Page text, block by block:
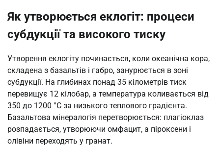
Як утворюється еклогіт: процеси
субдукції та високого тиску
Утворення еклогіту починається, коли океанічна кора,
складена з базальтів і габро, занурюється в зоні
субдукції. На глибинах понад 35 кілометрів тиск
перевищує 12 кілобар, а температура коливається від
350 до 1200 °C за низького теплового градієнта.
Базальтова мінералогія перетворюється: плагіоклаз
розпадається, утворюючи омфацит, а піроксени і
олівіни переходять у гранат.